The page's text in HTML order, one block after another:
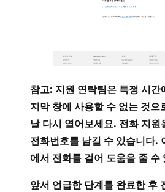
참고: 지원 연락팀은 특정 시
지막 창에 사용할 수 없는 것으
날 다시 열어보세요. 전화 지원
전화번호를 남길 수 있습니다.
에서 전화를 걸어 도움을 줄 수
앞서 언급한 단계를 완료한 후